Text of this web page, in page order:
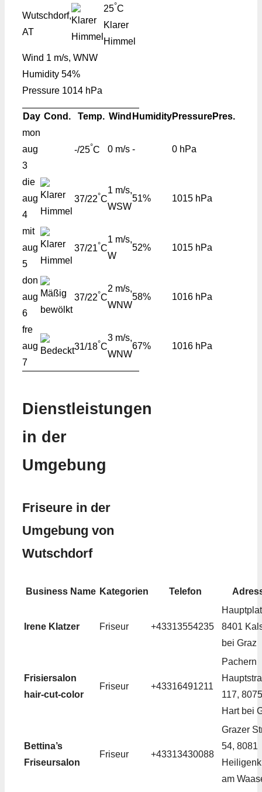
Wutschdorf,
AT
25°C
Klarer
Himmel
Wind 1 m/s, WNW
Humidity 54%
Pressure 1014 hPa
Day Cond. Temp. Wind HumidityPressurePres.
mon
aug
3
-/25°C 0 m/s - 0 hPa
die
aug
4
37/22°C
1 m/s,
WSW
51% 1015 hPa
mit
aug
5
37/21°C
1 m/s,
W
52% 1015 hPa
don
aug
6
37/22°C
2 m/s,
WNW
58% 1016 hPa
fre
aug
7
31/18°C
3 m/s,
WNW
67% 1016 hPa
Dienstleistungen
in der
Umgebung
Friseure in der
Umgebung von
Wutschdorf
Business Name Kategorien Telefon
Irene Klatzer Friseur +43313554235
8401
bei Graz
Frisiersalon
hair-cut-color
Friseur +43316491211
Pachern
117, 8075
Hart bei
Bettina’s
Friseursalon
Friseur +43313430088
Grazer
54, 8081
am